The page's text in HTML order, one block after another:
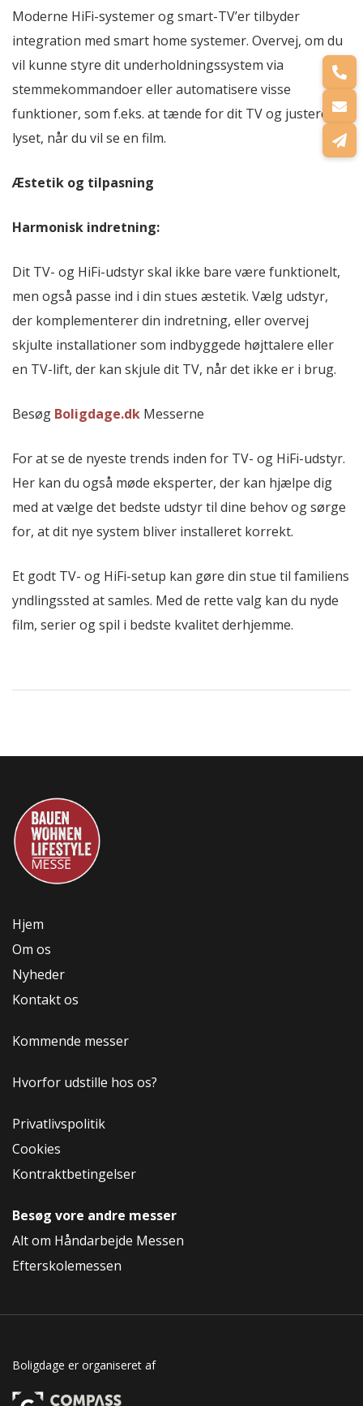
Moderne HiFi-systemer og smart-TV’er tilbyder
integration med smart home systemer. Overvej, om du
vil kunne styre dit underholdningssystem via
stemmekommandoer eller automatisere visse
funktioner, som f.eks. at tænde for dit TV og justere
lyset, når du vil se en film.
Æstetik og tilpasning
Harmonisk indretning:
Dit TV- og HiFi-udstyr skal ikke bare være funktionelt,
men også passe ind i din stues æstetik. Vælg udstyr,
der komplementerer din indretning, eller overvej
skjulte installationer som indbyggede højttalere eller
en TV-lift, der kan skjule dit TV, når det ikke er i brug.
Besøg Boligdage.dk Messerne
For at se de nyeste trends inden for TV- og HiFi-udstyr.
Her kan du også møde eksperter, der kan hjælpe dig
med at vælge det bedste udstyr til dine behov og sørge
for, at dit nye system bliver installeret korrekt.
Et godt TV- og HiFi-setup kan gøre din stue til familiens
yndlingssted at samles. Med de rette valg kan du nyde
film, serier og spil i bedste kvalitet derhjemme.
Hjem
Om os
Nyheder
Kontakt os
Kommende messer
Hvorfor udstille hos os?
Privatlivspolitik
Cookies
Kontraktbetingelser
Besøg vore andre messer
Alt om Håndarbejde Messen
Efterskolemessen
Boligdage er organiseret af